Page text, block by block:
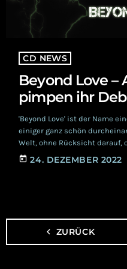
CD NEWS
Beyond Love –
pimpen ihr
'Beyond Love' ist der Name
einiger ganz schön
Welt, ohne Rücksicht darauf,
ALIENARE Klar, wir reden vom
an dem sich die Geister
today 24. DEZEMBER 2022
navigate_before ZURÜCK